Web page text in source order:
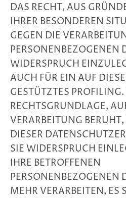
DAS RECHT, AUS
IHRER BESONDEREN
GEGEN DIE
PERSONENBEZOGENEN
WIDERSPRUCH
AUCH FÜR EIN AUF
GESTÜTZTES
RECHTSGRUNDLAGE,
VERARBEITUNG
DIESER
SIE WIDERSPRUCH
IHRE BETROFFENEN
PERSONENBEZOGENEN
MEHR VERARBEITEN, ES